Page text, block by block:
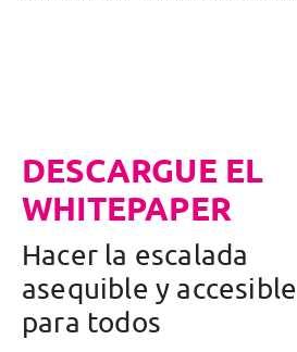
DESCARGUE EL
WHITEPAPER
Hacer la escalada
asequible y accesible
para todos